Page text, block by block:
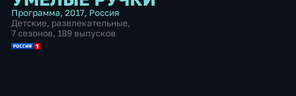
Программа, 2017, Россия
Детские, развлекательные,
7 сезонов, 189 выпусков